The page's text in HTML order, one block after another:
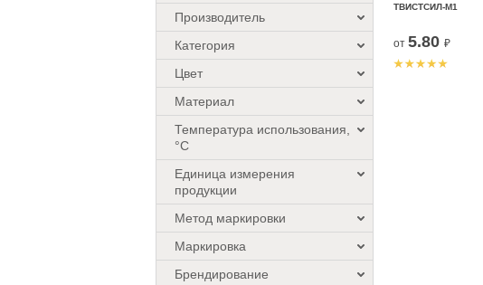
Производитель
Категория
Цвет
Материал
Температура использования,
°C
Единица измерения
продукции
Метод маркировки
Маркировка
Брендирование
ТВИСТСИЛ-М1
от 5.80 ₽